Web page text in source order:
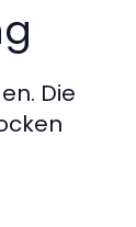
Die